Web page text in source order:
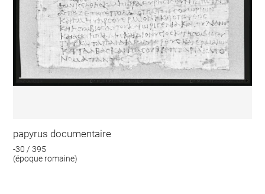
papyrus documentaire
-30 / 395
(époque romaine)